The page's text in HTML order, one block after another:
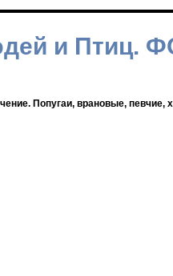
и Птиц.
Попугаи, врановые, певчие,